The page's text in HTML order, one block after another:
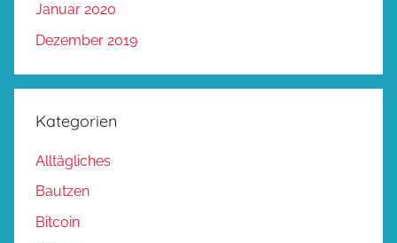
Januar 2020
Dezember 2019
Kategorien
Alltägliches
Bautzen
Bitcoin